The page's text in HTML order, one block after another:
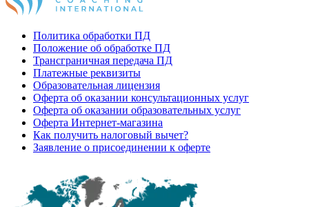
Политика обработки ПД
Положение об обработке ПД
Трансграничная передача ПД
Платежные реквизиты
Образовательная лицензия
Оферта об оказании консультационных услуг
Оферта об оказании образовательных услуг
Оферта Интернет-магазина
Как получить налоговый вычет?
Заявление о присоединении к оферте